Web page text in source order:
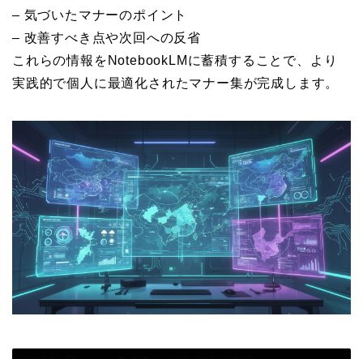
– 気づいたマナーのポイント
– 改善すべき点や次回への反省
これらの情報をNotebookLMに蓄積することで、より
実践的で個人に最適化されたマナー集が完成します。